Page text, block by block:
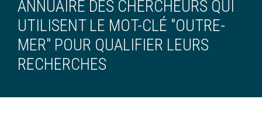
ANNUAIRE DES CHERCHEURS QUI
UTILISENT LE MOT-CLÉ "OUTRE-
MER" POUR QUALIFIER LEURS
RECHERCHES